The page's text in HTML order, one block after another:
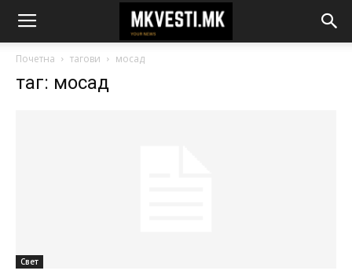
Почетна тагови мосад
таг: мосад
Свет